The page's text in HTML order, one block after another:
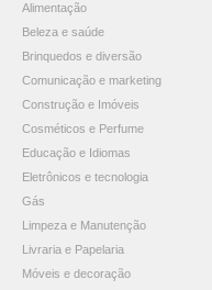
Alimentação
Beleza e saúde
Brinquedos e diversão
Comunicação e marketing
Construção e Imóveis
Cosméticos e Perfume
Educação e Idiomas
Eletrônicos e tecnologia
Gás
Limpeza e Manutenção
Livraria e Papelaria
Móveis e decoração